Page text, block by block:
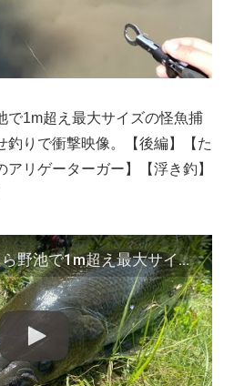
で1m超え最大サイズの怪魚捕
釣りで衝撃映像。【後編】【た
リゲーターガー】【浮き釣】
【バス釣り】してたら野池で1m超え最大サイズの怪魚捕獲。ブラックバス泳がせ釣りで衝撃映像。【後編】【ため池】【野池】【野生のアリゲーターガー】【浮き釣】【岡山】【釣り方解説】